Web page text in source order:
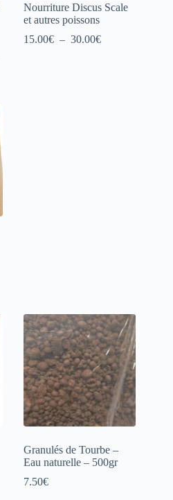
Nourriture Discus Scale
et autres poissons
15.00€ – 30.00€Plage
Granulés de Tourbe –
Eau naturelle – 500gr
7.50€